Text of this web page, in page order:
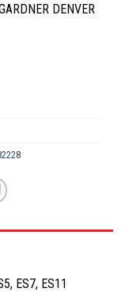
DENVER
ES7, ES11